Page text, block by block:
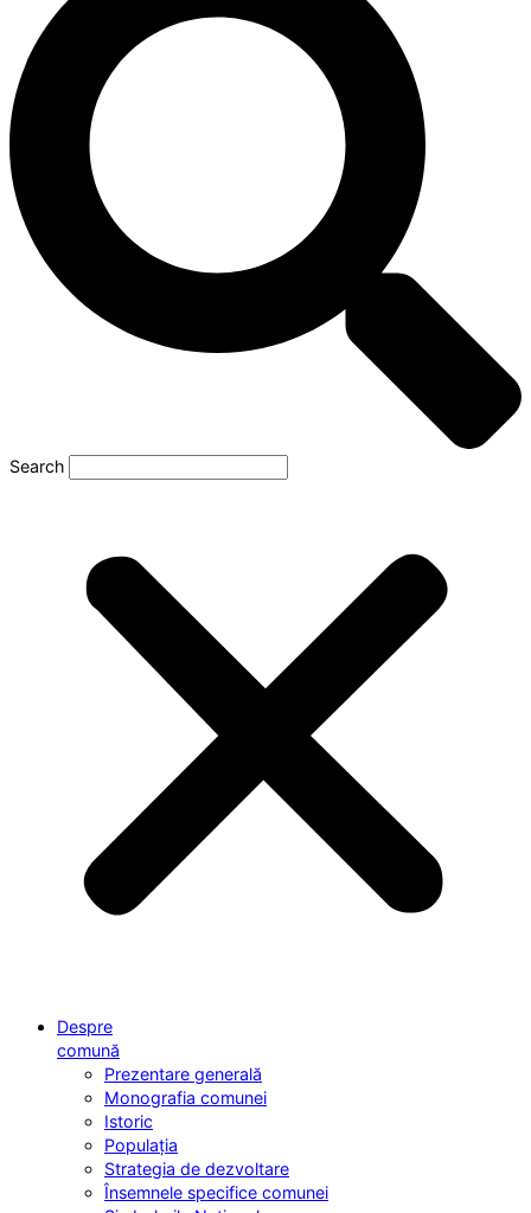
Search
Despre
comună
Prezentare generală
Monografia comunei
Istoric
Populația
Strategia de dezvoltare
Însemnele specifice comunei